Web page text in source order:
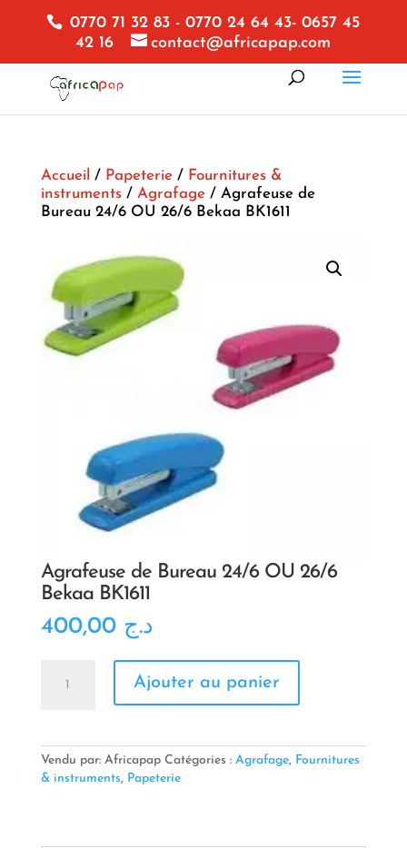
0770 71 32 83 - 0770 24 64 43- 0657 45
42 16
contact@africapap.com
Accueil / Papeterie/ Fournitures &
instruments/ Agrafage/ Agrafeuse de
Bureau 24/6 OU 26/6 Bekaa BK1611
Agrafeuse de Bureau 24/6 OU 26/6
Bekaa BK1611
د.ج 400,00
24/6
OU
Ajouter au panier
Vendu par: Africapap Catégories : Agrafage, Fournitures
& instruments, Papeterie